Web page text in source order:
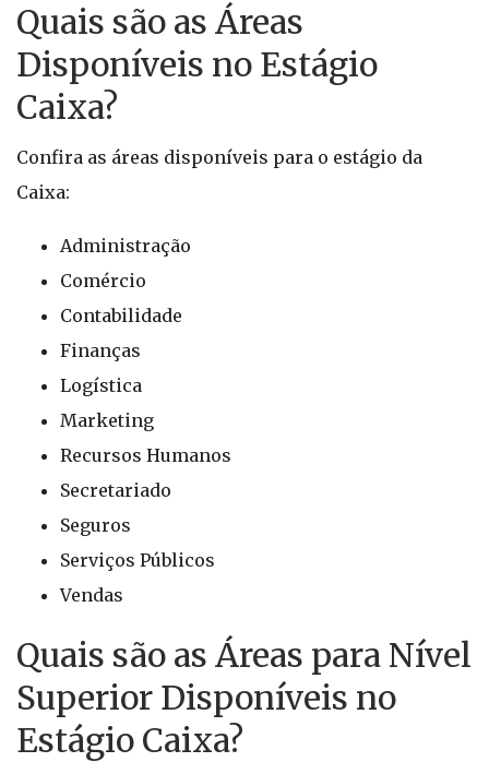
Quais são as Áreas
Disponíveis no Estágio
Caixa?
Confira as áreas disponíveis para o estágio da
Caixa:
Administração
Comércio
Contabilidade
Finanças
Logística
Marketing
Recursos Humanos
Secretariado
Seguros
Serviços Públicos
Vendas
Quais são as Áreas para Nível
Superior Disponíveis no
Estágio Caixa?